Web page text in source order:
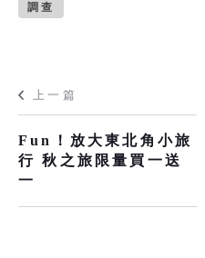
調查
上一篇
Fun！放大東北角小旅
行 秋之旅限量買一送
一